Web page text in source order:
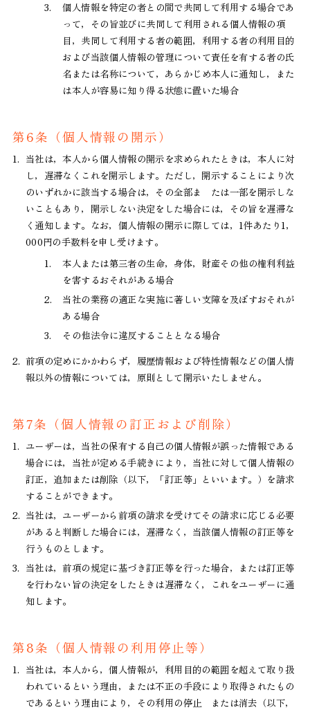
3.
個人情報を特定の者との間で共同して利用する場合であ
って，その旨並びに共同して利用される個人情報の項
目，共同して利用する者の範囲，利用する者の利用目的
および当該個人情報の管理について責任を有する者の氏
名または名称について，あらかじめ本人に通知し，また
は本人が容易に知り得る状態に置いた場合
第6条（個人情報の開示）
1. 当社は，本人から個人情報の開示を求められたときは，本人に対
し，遅滞なくこれを開示します。ただし，開示することにより次
のいずれかに該当する場合は，その全部ま たは一部を開示しな
いこともあり，開示しない決定をした場合には，その旨を遅滞な
く通知します。なお，個人情報の開示に際しては，1件あたり1，
000円の手数料を申し受けます。
1.
本人または第三者の生命，身体，財産その他の権利利益
を害するおそれがある場合
2.
当社の業務の適正な実施に著しい支障を及ぼすおそれが
ある場合
3.
その他法令に違反することとなる場合
2. 前項の定めにかかわらず，履歴情報および特性情報などの個人情
報以外の情報については，原則として開示いたしません。
第7条（個人情報の訂正および削除）
1. ユーザーは，当社の保有する自己の個人情報が誤った情報である
場合には，当社が定める手続きにより，当社に対して個人情報の
訂正，追加または削除（以下，「訂正等」といいます。）を請求
することができます。
2. 当社は，ユーザーから前項の請求を受けてその請求に応じる必要
があると判断した場合には，遅滞なく，当該個人情報の訂正等を
行うものとします。
3. 当社は，前項の規定に基づき訂正等を行った場合，または訂正等
を行わない旨の決定をしたときは遅滞なく，これをユーザーに通
知します。
第8条（個人情報の利用停止等）
1. 当社は，本人から，個人情報が，利用目的の範囲を超えて取り扱
われているという理由，または不正の手段により取得されたもの
であるという理由により，その利用の停止 または消去（以下，